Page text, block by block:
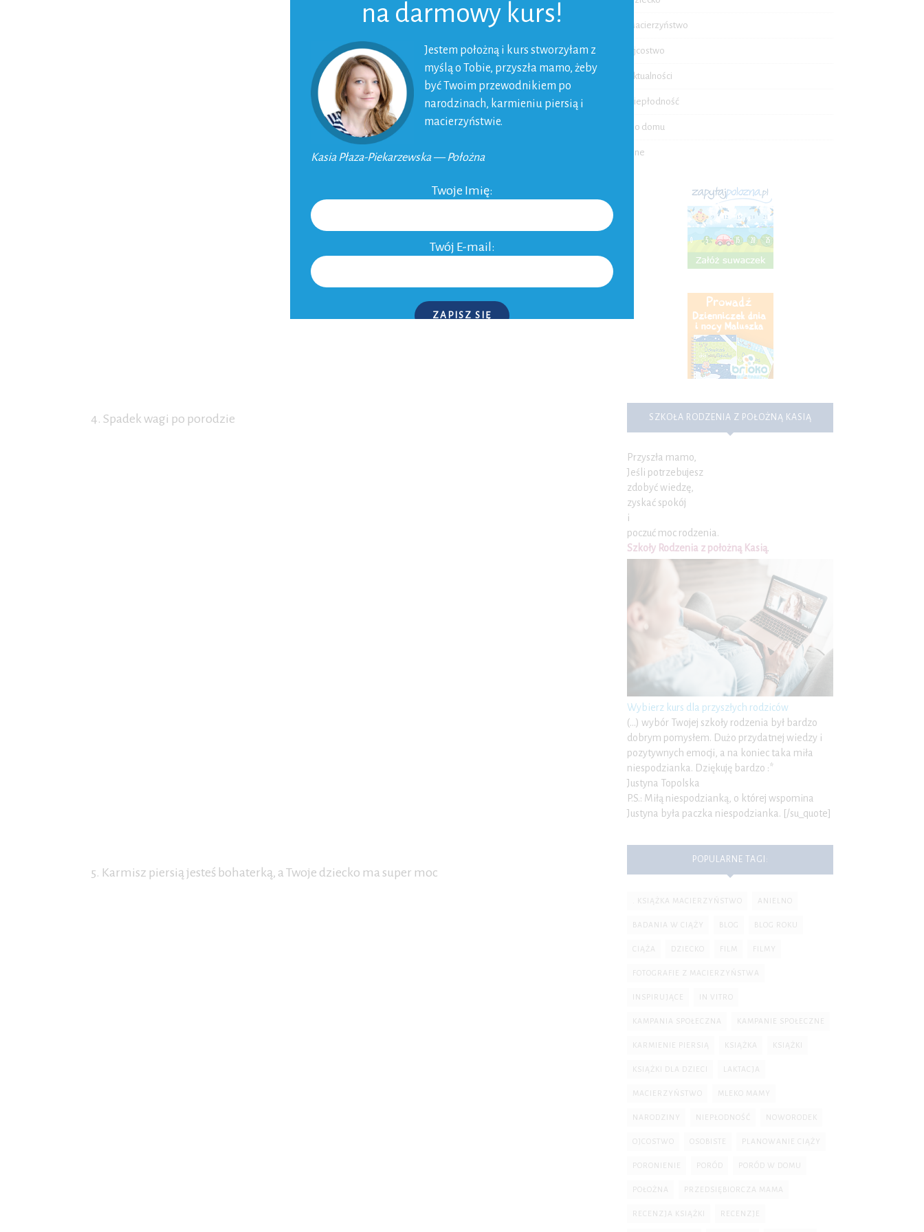
4. Spadek wagi po porodzie
5. Karmisz piersią jesteś bohaterką, a Twoje dziecko ma super moc
Macierzyństwo
Ojcostwo
Aktualności
Niepłodność
Do domu
Inne
SZKOŁA RODZENIA Z POŁOŻNĄ KASIĄ
Przyszła mamo,
Jeśli potrzebujesz
zdobyć wiedzę,
zyskać spokój
i
poczuć moc rodzenia.
Szkoły Rodzenia z położną Kasią.
Wybierz kurs dla przyszłych rodziców
(…) wybór Twojej szkoły rodzenia był bardzo
dobrym pomysłem. Dużo przydatnej wiedzy i
pozytywnych emocji, a na koniec taka miła
niespodzianka. Dziękuję bardzo :*
Justyna Topolska
P.S.: Miłą niespodzianką, o której wspomina
Justyna była paczka niespodzianka. [/su_quote]
POPULARNE TAGI:
. KSIĄŻKA MACIERZYŃSTWO ANIELNO
BADANIA W CIĄŻY BLOG BLOG ROKU
CIĄŻA DZIECKO FILM FILMY
FOTOGRAFIE Z MACIERZYŃSTWA
INSPIRUJĄCE IN VITRO
KAMPANIA SPOŁECZNA KAMPANIE SPOŁECZNE
KARMIENIE PIERSIĄ KSIĄŻKA KSIĄŻKI
KSIĄŻKI DLA DZIECI LAKTACJA
MACIERZYŃSTWO MLEKO MAMY
NARODZINY NIEPŁODNOŚĆ NOWORODEK
OJCOSTWO OSOBISTE PLANOWANIE CIĄŻY
PORONIENIE PORÓD PORÓD W DOMU
POŁOŻNA PRZEDSIĘBIORCZA MAMA
RECENZJA KSIĄŻKI RECENZJE
na darmowy kurs!
Jestem położną i kurs stworzyłam z
myślą o Tobie, przyszła mamo, żeby
być Twoim przewodnikiem po
narodzinach, karmieniu piersią i
macierzyństwie.
Kasia Płaza-Piekarzewska — Położna
Twoje Imię:
Twój E-mail:
ZAPISZ SIĘ